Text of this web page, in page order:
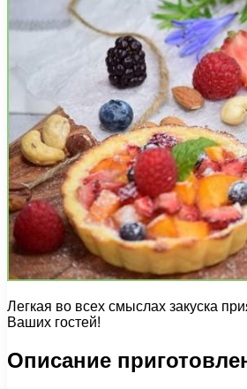
Легкая во всех смыслах закуска
Ваших гостей!
Описание